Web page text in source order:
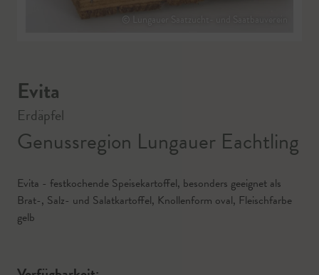
© Lungauer Saatzucht- und Saatbauverein
Evita
Erdäpfel
Genussregion Lungauer Eachtling
Evita - festkochende Speisekartoffel, besonders geeignet als
Brat-, Salz- und Salatkartoffel, Knollenform oval, Fleischfarbe
gelb